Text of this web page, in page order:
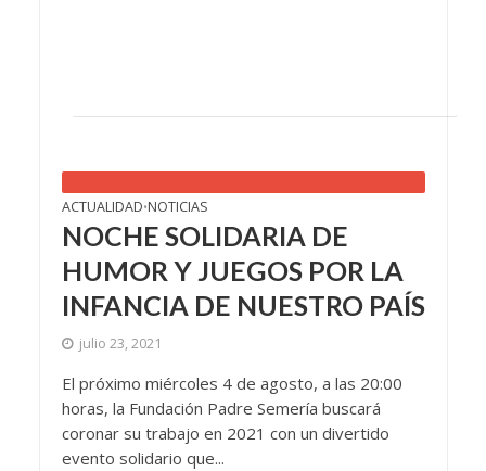
ACTUALIDAD•NOTICIAS
NOCHE SOLIDARIA DE
HUMOR Y JUEGOS POR LA
INFANCIA DE NUESTRO PAÍS
julio 23, 2021
El próximo miércoles 4 de agosto, a las 20:00
horas, la Fundación Padre Semería buscará
coronar su trabajo en 2021 con un divertido
evento solidario que...